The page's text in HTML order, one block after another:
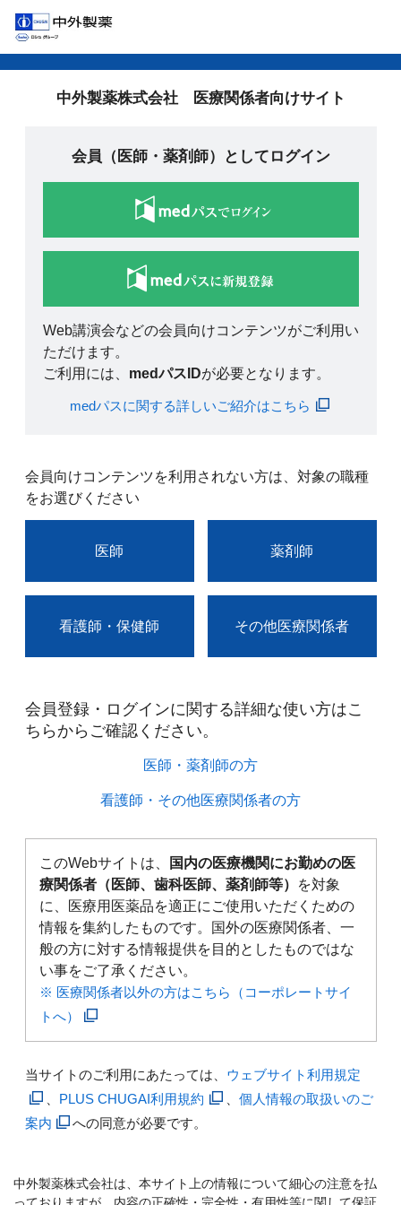
中外製薬株式会社 医療関係者向けサイト
会員（医師・薬剤師）としてログイン
Web講演会などの会員向けコンテンツがご利用い
ただけます。
ご利用には、 medパスIDが必要となります。
medパスに関する詳しいご紹介はこちら
会員向けコンテンツを利用されない方は、対象の職種
をお選びください
医師 薬剤師
看護師・保健師 その他医療関係者
会員登録・ログインに関する詳細な使い方はこ
ちらからご確認ください。​
医師・薬剤師の方​
看護師・その他医療関係者の方​
このWebサイトは、
国内の医療機関にお勤めの医
療関係者（医師、歯科医師、薬剤師等）
を対象
に、医療用医薬品を適正にご使用いただくための
情報を集約したものです。国外の医療関係者、一
般の方に対する情報提供を目的としたものではな
い事をご了承ください。
※ 医療関係者以外の方はこちら（コーポレートサイ
トへ）
当サイトのご利用にあたっては、 ウェブサイト利用規定
PLUS CHUGAI利用規約
個人情報の取扱いのご
案内
への同意が必要です。
中外製薬株式会社は、本サイト上の情報について細心の注意を払
っておりますが、内容の正確性・完全性・有用性等に関して保証